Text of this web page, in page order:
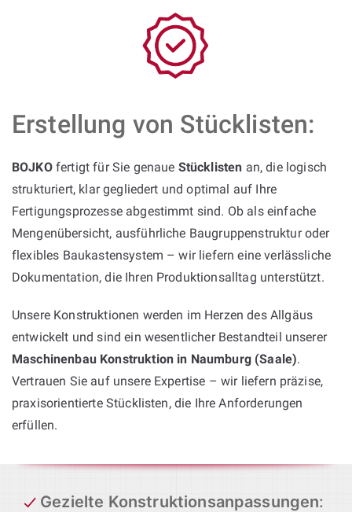
Erstellung von Stücklisten:
BOJKOfertigt für Sie genaue Stücklisten an, die logisch
strukturiert, klar gegliedert und optimal auf Ihre
Fertigungsprozesse abgestimmt sind. Ob als einfache
Mengenübersicht, ausführliche Baugruppenstruktur oder
flexibles Baukastensystem – wir liefern eine verlässliche
Dokumentation, die Ihren Produktionsalltag unterstützt.
Unsere Konstruktionen werden im Herzen des Allgäus
entwickelt und sind ein wesentlicher Bestandteil unserer
Maschinenbau Konstruktion in Naumburg (Saale).
Vertrauen Sie auf unsere Expertise – wir liefern präzise,
praxisorientierte Stücklisten, die Ihre Anforderungen
erfüllen.
Gezielte Konstruktionsanpassungen: